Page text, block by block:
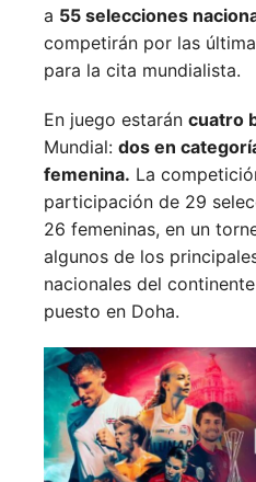
a 55 selecciones
competirán por las
para la cita mundialista.
En juego estarán cuatro
Mundial: dos en
femenina. La
participación de 29
26 femeninas, en un
algunos de los
nacionales del
puesto en Doha.